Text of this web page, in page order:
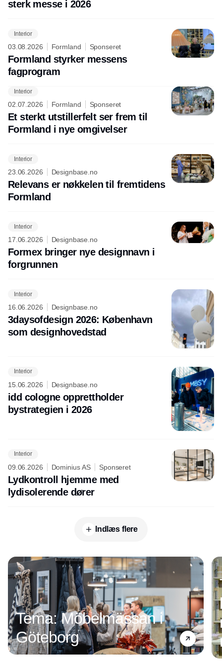
sterk messe i 2026
Interior
03.08.2026 Formland Sponseret
Formland styrker messens
fagprogram
Interior
02.07.2026 Formland Sponseret
Et sterkt utstillerfelt ser frem til
Formland i nye omgivelser
Interior
23.06.2026 Designbase.no
Relevans er nøkkelen til fremtidens
Formland
Interior
17.06.2026 Designbase.no
Formex bringer nye designnavn i
forgrunnen
Interior
16.06.2026 Designbase.no
3daysofdesign 2026: København
som designhovedstad
Interior
15.06.2026 Designbase.no
idd cologne opprettholder
bystrategien i 2026
Interior
09.06.2026 Dominius AS Sponseret
Lydkontroll hjemme med
lydisolerende dører
Indlæs flere
Tema: Möbelmässan i
Göteborg